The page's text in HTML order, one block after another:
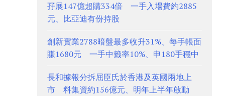
孖展147億超購334倍 一手入場費約2885
元、比亞迪有份持股
創新實業2788暗盤最多收升31%、每手帳面
賺1680元 一手中籤率10%、申180手穩中
長和據報分拆屈臣氏於香港及英國兩地上
市 料集資約156億元、明年上半年啟動